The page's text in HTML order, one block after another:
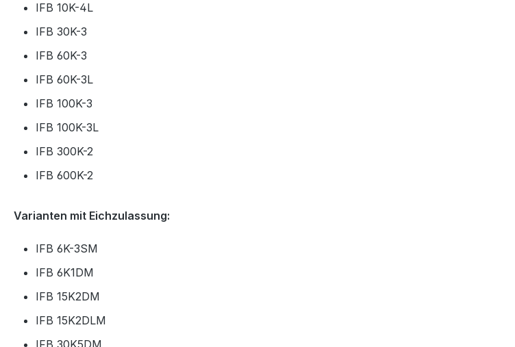
IFB 10K-4L
IFB 30K-3
IFB 60K-3
IFB 60K-3L
IFB 100K-3
IFB 100K-3L
IFB 300K-2
IFB 600K-2
Varianten mit Eichzulassung:
IFB 6K-3SM
IFB 6K1DM
IFB 15K2DM
IFB 15K2DLM